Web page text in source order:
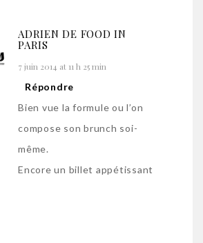
ADRIEN DE FOOD IN
PARIS
7 juin 2014 at 11 h 25 min
Répondre
Bien vue la formule ou l’on
compose son brunch soi-
même.
Encore un billet appétissant